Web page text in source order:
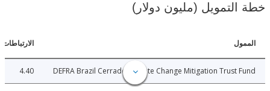
(مليون دولار)
الارتباطات
DEFRA Brazil Cerrado Climate Change Mitigation Trust
4.40